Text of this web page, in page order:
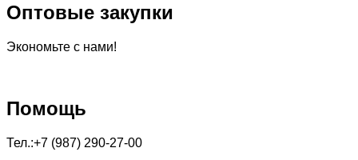
Оптовые закупки
Экономьте с нами!
Помощь
Тел.:+7 (987) 290-27-00